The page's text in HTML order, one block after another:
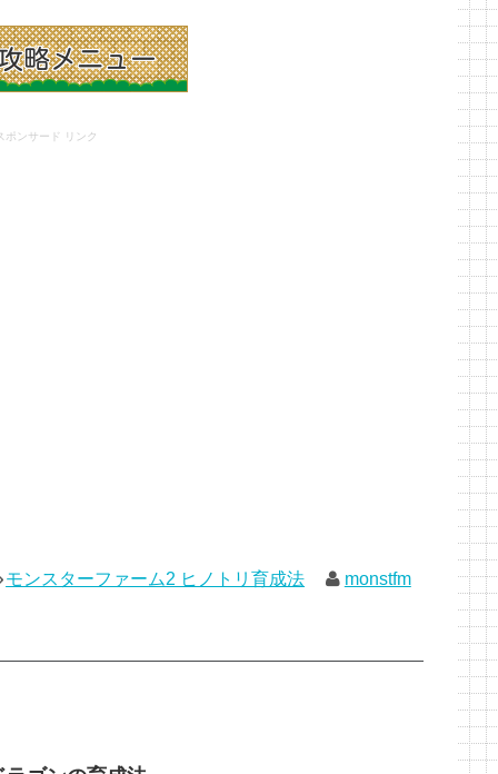
ポンサード リンク
モンスターファーム2 ヒノトリ育成法 monstfm